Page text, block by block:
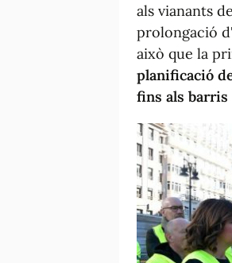
als vianants
prolongació
això que la
planificació
fins als